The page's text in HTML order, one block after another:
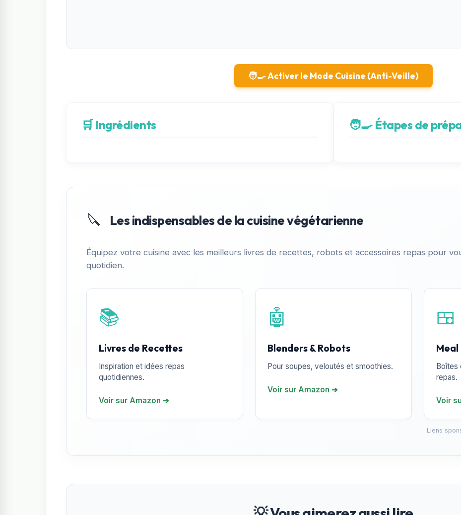
🧑‍🍳 Activer le Mode Cuisine (Anti-Veille)
🛒 Ingrédients 🧑‍🍳 Étapes de
🔪 Les indispensables de la cuisine végétarienne
Équipez votre cuisine avec les meilleurs livres de recettes, robots et accessoires repas pour
quotidien.
📚
Livres de Recettes
Inspiration et idées repas
quotidiennes.
Voir sur Amazon ➔
🤖
Blenders & Robots
Pour soupes, veloutés et smoothies.
Voir sur Amazon ➔
🍱
Meal
Boîtes
repas.
Voir
Liens